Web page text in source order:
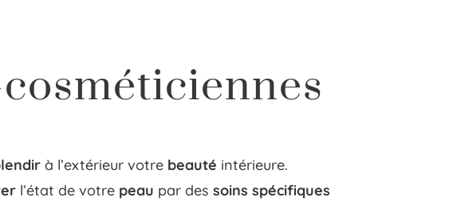
à l’extérieur votre beauté intérieure.
l’état de votre peau par des soins spécifiques